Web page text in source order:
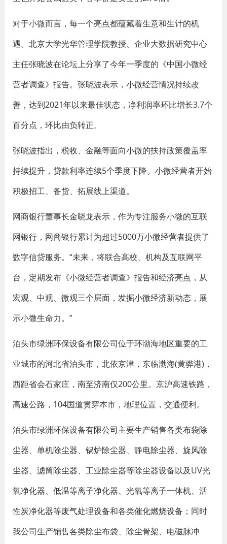
对于小微而言，每一个亮点都蕴藏着生意和生计的机
遇。北京大学光华管理学院教授、企业大数据研究中心
主任张晓波在论坛上分享了今年一季度的《中国小微经
营者调查》报告。张晓波表示，小微经营情况持续改
善，达到2021年以来最佳状态，净利润率环比增长3.7个
百分点，环比由负转正。
张晓波指出，税收、金融等面向小微的扶持政策覆盖率
持续提升，贷款利率连续5个季度下降。小微经营者开始
积极招工、备货、拓展线上渠道。
网商银行董事长金晓龙表示，作为专注服务小微的互联
网银行，网商银行累计为超过5000万小微经营者提供了
数字信贷服务。“未来，将联合高校、机构及互联网平
台，定期发布《小微经营者调查》报告和经济亮点，从
宏观、中观、微观三个层面，发掘小微经济新动态，展
示小微生命力。”
泊头市绿洲环保设备有限公司位于环渤海地区重要的工
业城市的河北省泊头市，北依京津，东临渤海(黄骅港)，
西距省会石家庄，南至济南仅200公里。京沪高速铁路，
高速公路，104国道贯穿本市，地理位置，交通便利。
泊头市绿洲环保设备有限公司主要生产销售各类布袋除
尘器、 单机除尘器、锅炉除尘器、 静电除尘器、 旋风除
尘器、 滤筒除尘器、工业除尘器等除尘器设备以及UV光
氧净化器、低温等离子净化器、光氧等离子一体机、活
性炭净化器等废气处理设备和各类催化燃烧设备 ；同时
我公司生产销售各类除尘布袋、除尘骨架、 电磁脉冲